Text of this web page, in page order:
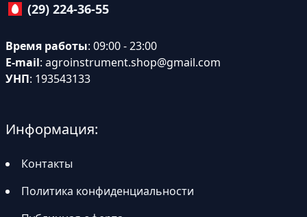
(29) 224-36-55
Время работы: 09:00 - 23:00
E-mail: agroinstrument.shop@gmail.com
УНП: 193543133
Информация:
Контакты
Политика конфиденциальности